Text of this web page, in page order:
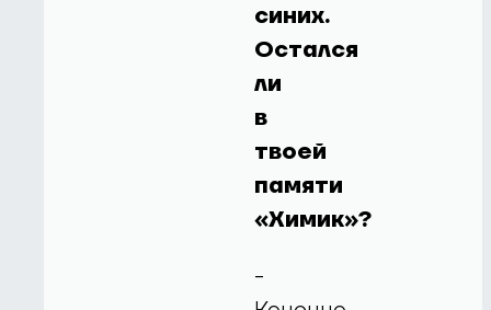
синих.
Остался
ли
в
твоей
памяти
«Химик»?
-